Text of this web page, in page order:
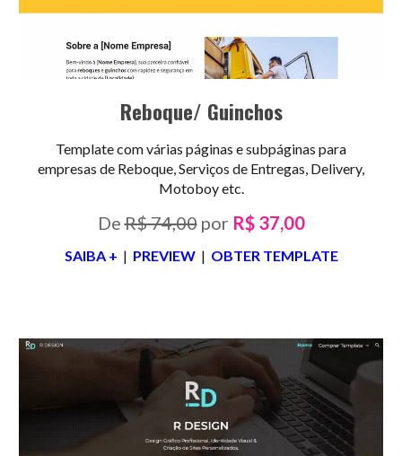
Reboque/ Guinchos
Template com várias páginas e subpáginas para
empresas de Reboque, Serviços de Entregas, Delivery,
Motoboy etc.
DeR$ 74,00por R$ 37,00
SAIBA + | PREVIEW| OBTER TEMPLATE